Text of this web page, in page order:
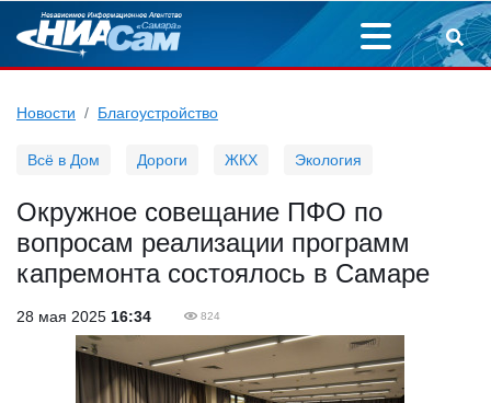
Новости Благоустройство
Всё в Дом Дороги ЖКХ Экология
Окружное совещание ПФО по
вопросам реализации программ
капремонта состоялось в Самаре
28 мая 2025 16:34 824